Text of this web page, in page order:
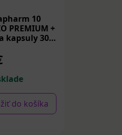
10
PREMIUM +
kapsuly 30
do košíka